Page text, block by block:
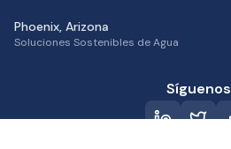
Phoenix, Arizona
Soluciones Sostenibles de Agua
Síguenos